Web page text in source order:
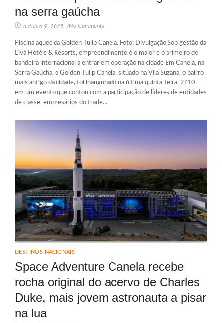
na serra gaúcha
outubro 9, 2025 /No Comments
Piscina aquecida Golden Tulip Canela. Foto: Divulgação Sob gestão da
Livá Hotéis & Resorts, empreendimento é o maior e o primeiro de
bandeira internacional a entrar em operação na cidade Em Canela, na
Serra Gaúcha, o Golden Tulip Canela, situado na Vila Suzana, o bairro
mais antigo da cidade, foi inaugurado na última quinta-feira, 2/10,
em um evento que contou com a participação de líderes de entidades
de classe, empresários do trade...
DESTINOS NACIONAIS
Space Adventure Canela recebe
rocha original do acervo de Charles
Duke, mais jovem astronauta a pisar
na lua